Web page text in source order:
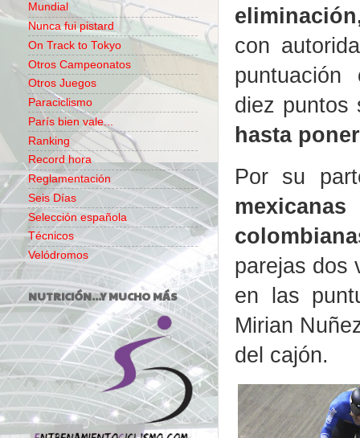
con
diez puntos
hasta
Por su
parejas dos
en las
Mirian
del cajón.
Mundial
Nunca fui pistard
On Track to Tokyo
Otros Campeonatos
Otros Juegos
Paraciclismo
París bien vale...
Ranking
Record hora
Reglamentación
Seis Días
Selección española
Técnicos
Velódromos
NUTRICIÓN...Y MUCHO MÁS